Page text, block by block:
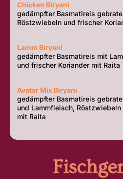
Chicken Biryani
gedämpfter Basmatireis
Röstzwiebeln und frischer
Lamm Biryani
gedämpfter Basmatireis mit
und frischer Koriander mit Raita
Avatar Mix Biryani
gedämpfter Basmatireis
und Lammfleisch,
mit Raita